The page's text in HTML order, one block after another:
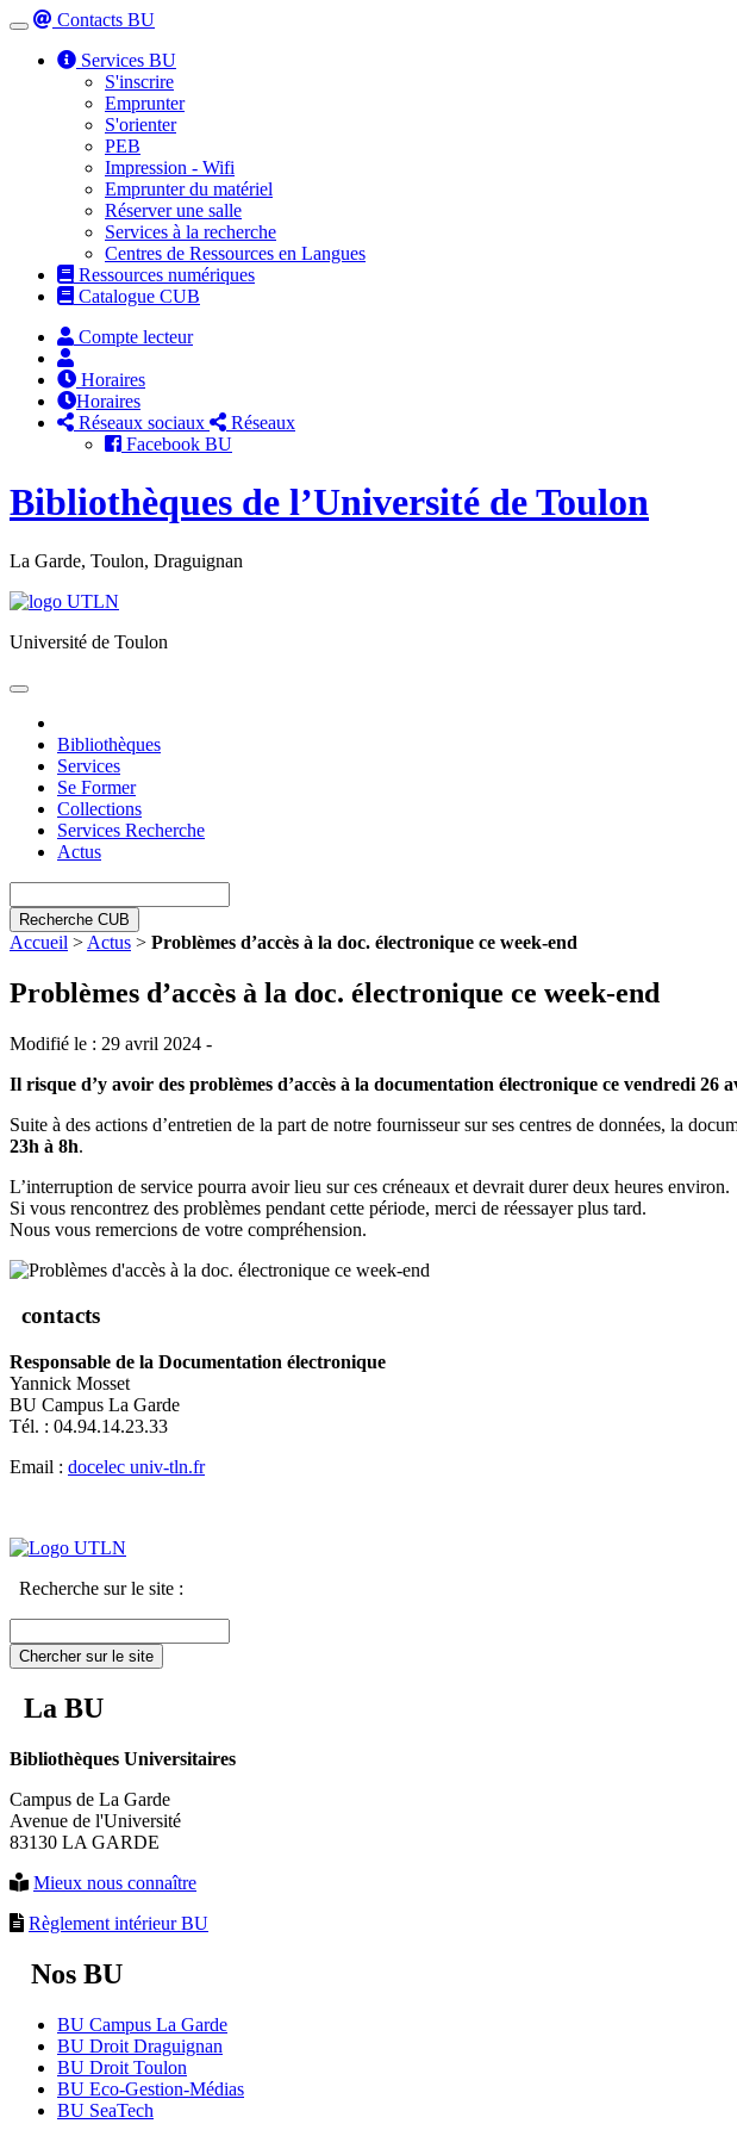
Toggle
navigation
Contacts BU
Services BU
S'inscrire
Emprunter
S'orienter
PEB
Impression - Wifi
Emprunter du matériel
Réserver une salle
Services à la recherche
Centres de Ressources en Langues
Ressources numériques
Catalogue CUB
Compte lecteur
Horaires
Horaires
Réseaux sociaux
Réseaux
Facebook BU
Bibliothèques de l’Université de Toulon
La Garde, Toulon, Draguignan
Université de Toulon
Toggle
Bibliothèques
Services
Se Former
Collections
Services Recherche
Actus
Recherche CUB
Accueil > Actus > Problèmes d’accès à la doc. électronique ce week-end
Problèmes d’accès à la doc. électronique ce week-end
Modifié le : 29 avril 2024 -
Il risque d’y avoir des problèmes d’accès à la documentation électronique ce vendredi 26
Suite à des actions d’entretien de la part de notre fournisseur sur ses centres de données, la
23h à 8h.
L’interruption de service pourra avoir lieu sur ces créneaux et devrait durer deux heures environ.
Si vous rencontrez des problèmes pendant cette période, merci de réessayer plus tard.
Nous vous remercions de votre compréhension.
contacts
Responsable de la Documentation électronique
Yannick Mosset
BU Campus La Garde
Tél. : 04.94.14.23.33
Email : docelec univ-tln.fr
Recherche sur le site :
Chercher sur le site
La BU
Bibliothèques Universitaires
Campus de La Garde
Avenue de l'Université
83130 LA GARDE
Mieux nous connaître
Règlement intérieur BU
Nos BU
BU Campus La Garde
BU Droit Draguignan
BU Droit Toulon
BU Eco-Gestion-Médias
BU SeaTech